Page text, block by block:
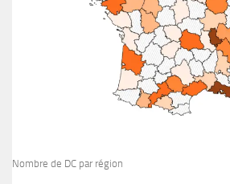
Nombre de DC par région